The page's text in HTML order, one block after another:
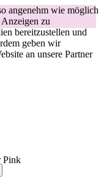
angenehm wie möglich
zu
bereitzustellen und
geben wir
an unsere Partner
Pink